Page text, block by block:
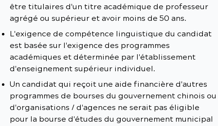
être titulaires d'un titre académique de professeur
agrégé ou supérieur et avoir moins de 50 ans.
L'exigence de compétence linguistique du candidat
est basée sur l'exigence des programmes
académiques et déterminée par l'établissement
d'enseignement supérieur individuel.
Un candidat qui reçoit une aide financière d'autres
programmes de bourses du gouvernement chinois ou
d'organisations / d'agences ne serait pas éligible
pour la bourse d'études du gouvernement municipal